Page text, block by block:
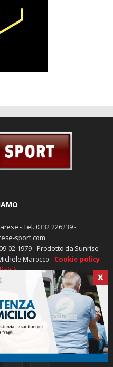
X
- Tel. 0332 226239 -
sport.com
02-1979 - Prodotto da Sunrise
Marocco - Cookie policy
sport.com